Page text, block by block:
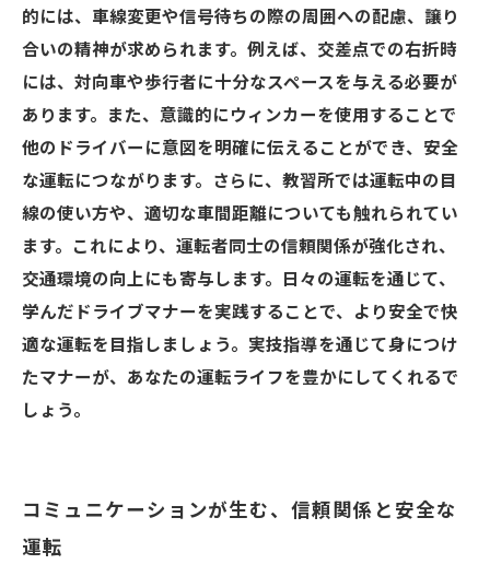
的には、車線変更や信号待ちの際の周囲への配慮、譲り
合いの精神が求められます。例えば、交差点での右折時
には、対向車や歩行者に十分なスペースを与える必要が
あります。また、意識的にウィンカーを使用することで
他のドライバーに意図を明確に伝えることができ、安全
な運転につながります。さらに、教習所では運転中の目
線の使い方や、適切な車間距離についても触れられてい
ます。これにより、運転者同士の信頼関係が強化され、
交通環境の向上にも寄与します。日々の運転を通じて、
学んだドライブマナーを実践することで、より安全で快
適な運転を目指しましょう。実技指導を通じて身につけ
たマナーが、あなたの運転ライフを豊かにしてくれるで
しょう。
コミュニケーションが生む、信頼関係と安全な
運転